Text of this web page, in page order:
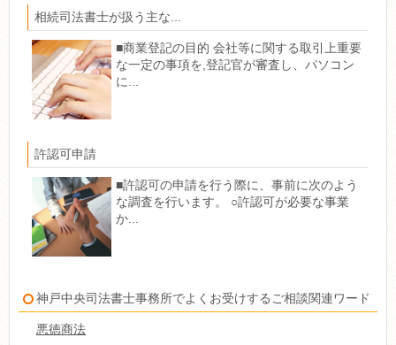
相続司法書士が扱う主な...
■商業登記の目的 会社等に関する取引上重要
な一定の事項を,登記官が審査し、パソコン
に...
許認可申請
■許認可の申請を行う際に、事前に次のよう
な調査を行います。 ○許認可が必要な事業
か...
神戸中央司法書士事務所でよくお受けするご相談関連ワード
悪徳商法